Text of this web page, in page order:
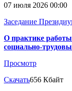
07 июля 2026 00:00
Заседание
О практике
социально-
Просмотр
Скачать656 Кбайт